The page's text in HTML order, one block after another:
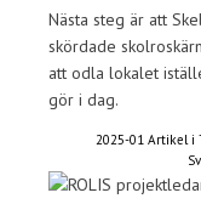
Nästa steg är att
skördade
att odla lokalet
gör i dag.
2025-01 Artikel i